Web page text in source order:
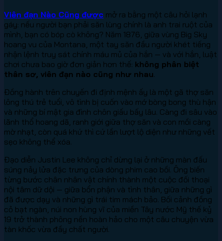
Viên đạn Nào Cũng được mở ra bằng một câu hỏi lạnh
gáy: nếu người bạn phải săn lùng chính là anh trai ruột của
mình, bạn có bóp cò không? Năm 1876, giữa vùng Big Sky
hoang vu của Montana, một tay săn đầu người khét tiếng
nhận lệnh truy sát chính máu mủ của hắn — và với hắn, luật
chơi chưa bao giờ đơn giản hơn thế: không phân biệt
thân sơ, viên đạn nào cũng như nhau.
Đồng hành trên chuyến đi định mệnh ấy là một gã thợ săn
lông thú trẻ tuổi, vô tình bị cuốn vào mớ bòng bong thù hận
và những bí mật gia đình chôn giấu bấy lâu. Càng đi sâu vào
lãnh thổ hoang dã, ranh giới giữa thợ săn và con mồi càng
mờ nhạt, còn quá khứ thì cứ lần lượt lộ diện như những vết
sẹo không thể xóa.
Đạo diễn Justin Lee không chỉ dừng lại ở những màn đấu
súng nảy lửa đặc trưng của dòng phim cao bồi. Ông biến
từng bước chân nhân vật chính thành một cuộc đối thoại
nội tâm dữ dội — giữa bổn phận và tình thân, giữa những gì
đã được dạy và những gì trái tim mách bảo. Bối cảnh đồng
cỏ bạt ngàn, núi non hùng vĩ của miền Tây nước Mỹ thế kỷ
19 trở thành phông nền hoàn hảo cho một câu chuyện vừa
tàn khốc vừa đầy chất người.